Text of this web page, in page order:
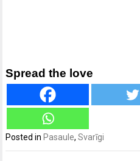
Spread the love
Posted in Pasaule,Svarīgi